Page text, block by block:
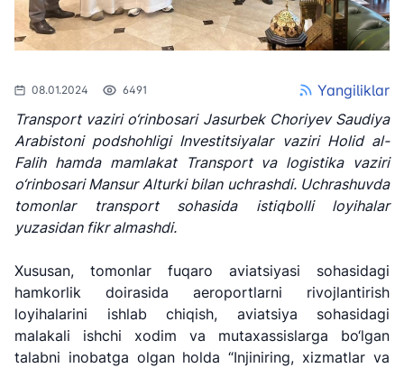
08.01.2024 6491
Yangiliklar
Transport vaziri o‘rinbosari Jasurbek Choriyev Saudiya
Arabistoni podshohligi Investitsiyalar vaziri Holid al-
Falih hamda mamlakat Transport va logistika vaziri
o‘rinbosari Mansur Alturki bilan uchrashdi. Uchrashuvda
tomonlar transport sohasida istiqbolli loyihalar
yuzasidan fikr almashdi.
Xususan, tomonlar fuqaro aviatsiyasi sohasidagi
hamkorlik doirasida aeroportlarni rivojlantirish
loyihalarini ishlab chiqish, aviatsiya sohasidagi
malakali ishchi xodim va mutaxassislarga bo‘lgan
talabni inobatga olgan holda “Injiniring, xizmatlar va